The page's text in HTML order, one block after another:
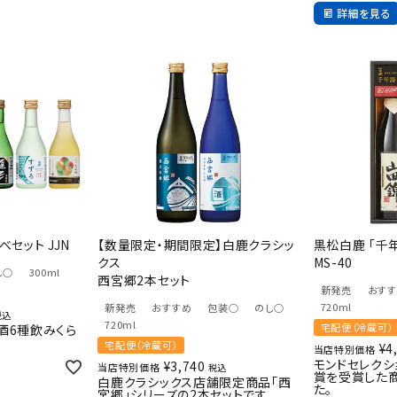
詳細を見る
セット JJN
○ 300ml
6種飲みくら
【数量限定・期間限定】白鹿クラシッ
クス
西宮郷2本セット
新発売 おすすめ 包装○
のし○
720ml
宅配便（冷蔵可）
当店特別価格 ¥3,740 税込
白鹿クラシックス店舗限定商品「西
黒松白鹿 「千
MS-40
新発売
おす
720ml
宅配便（冷蔵可）
当店特別価格 ¥
モンドセレク
賞を受賞した
た。